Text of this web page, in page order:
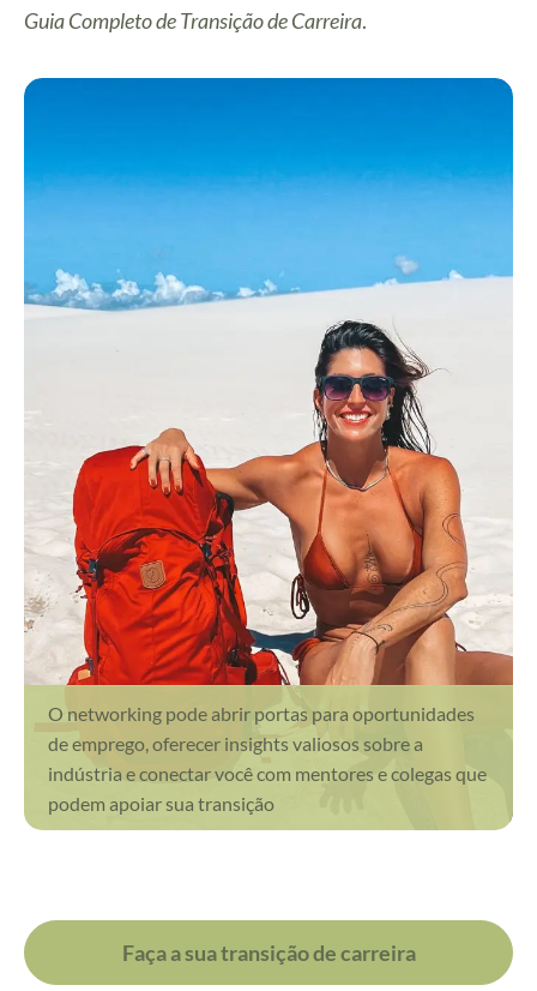
Guia Completo de Transição de Carreira.
O networking pode abrir portas para oportunidades
de emprego, oferecer insights valiosos sobre a
indústria e conectar você com mentores e colegas que
podem apoiar sua transição
Faça a sua transição de carreira